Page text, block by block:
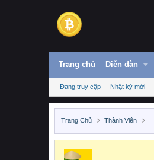
Trang chủ Diễn đàn
Đang truy cập Nhật ký mới
Trang Chủ Thành Viên